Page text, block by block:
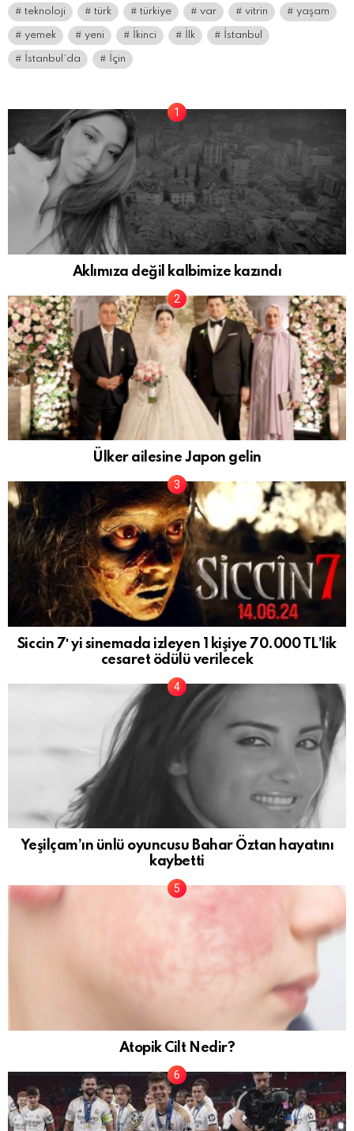
teknoloji türk türkiye var vitrin yaşam
yemek yeni İkinci İlk İstanbul
İstanbul’da İçin
Aklımıza değil kalbimize kazındı
Ülker ailesine Japon gelin
Siccin 7′ yi sinemada izleyen 1 kişiye 70.000 TL’lik
cesaret ödülü verilecek
Yeşilçam’ın ünlü oyuncusu Bahar Öztan hayatını
kaybetti
Atopik Cilt Nedir?